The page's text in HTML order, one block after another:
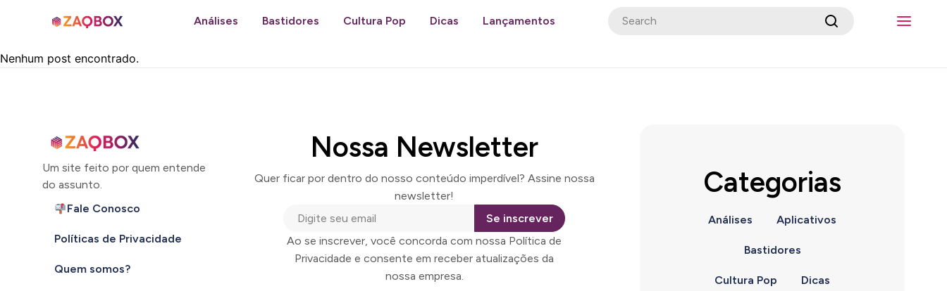
Análises Bastidores Cultura Pop Dicas Lançamentos
Nenhum post encontrado.
Um site feito por quem entende
do assunto.
Fale Conosco
Políticas de Privacidade
Quem somos?
Nossa Newsletter
Quer ficar por dentro do nosso conteúdo imperdível? Assine nossa
newsletter!
Se inscrever
Ao se inscrever, você concorda com nossa Política de
Privacidade e consente em receber atualizações da
nossa empresa.
Categorias
Análises Aplicativos
Bastidores
Cultura Pop Dicas